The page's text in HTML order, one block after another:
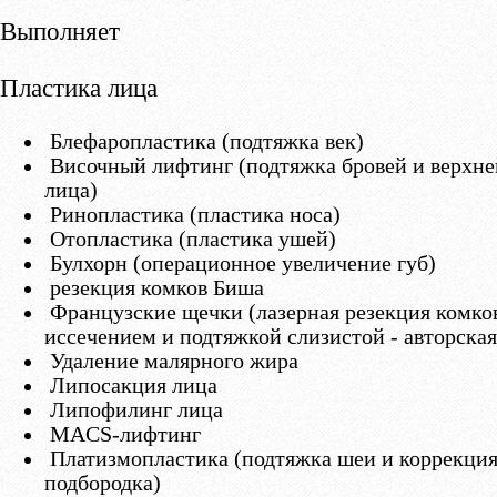
Выполняет
Пластика лица
Блефаропластика (подтяжка век)
Височный лифтинг (подтяжка бровей и
лица)
Ринопластика (пластика носа)
Отопластика (пластика ушей)
Булхорн (операционное увеличение губ)
резекция комков Биша
Французские щечки (лазерная резекция
иссечением и подтяжкой слизистой -
Удаление малярного жира
Липосакция лица
Липофилинг лица
MACS-лифтинг
Платизмопластика (подтяжка шеи и
подбородка)